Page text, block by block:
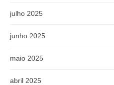
julho 2025
junho 2025
maio 2025
abril 2025